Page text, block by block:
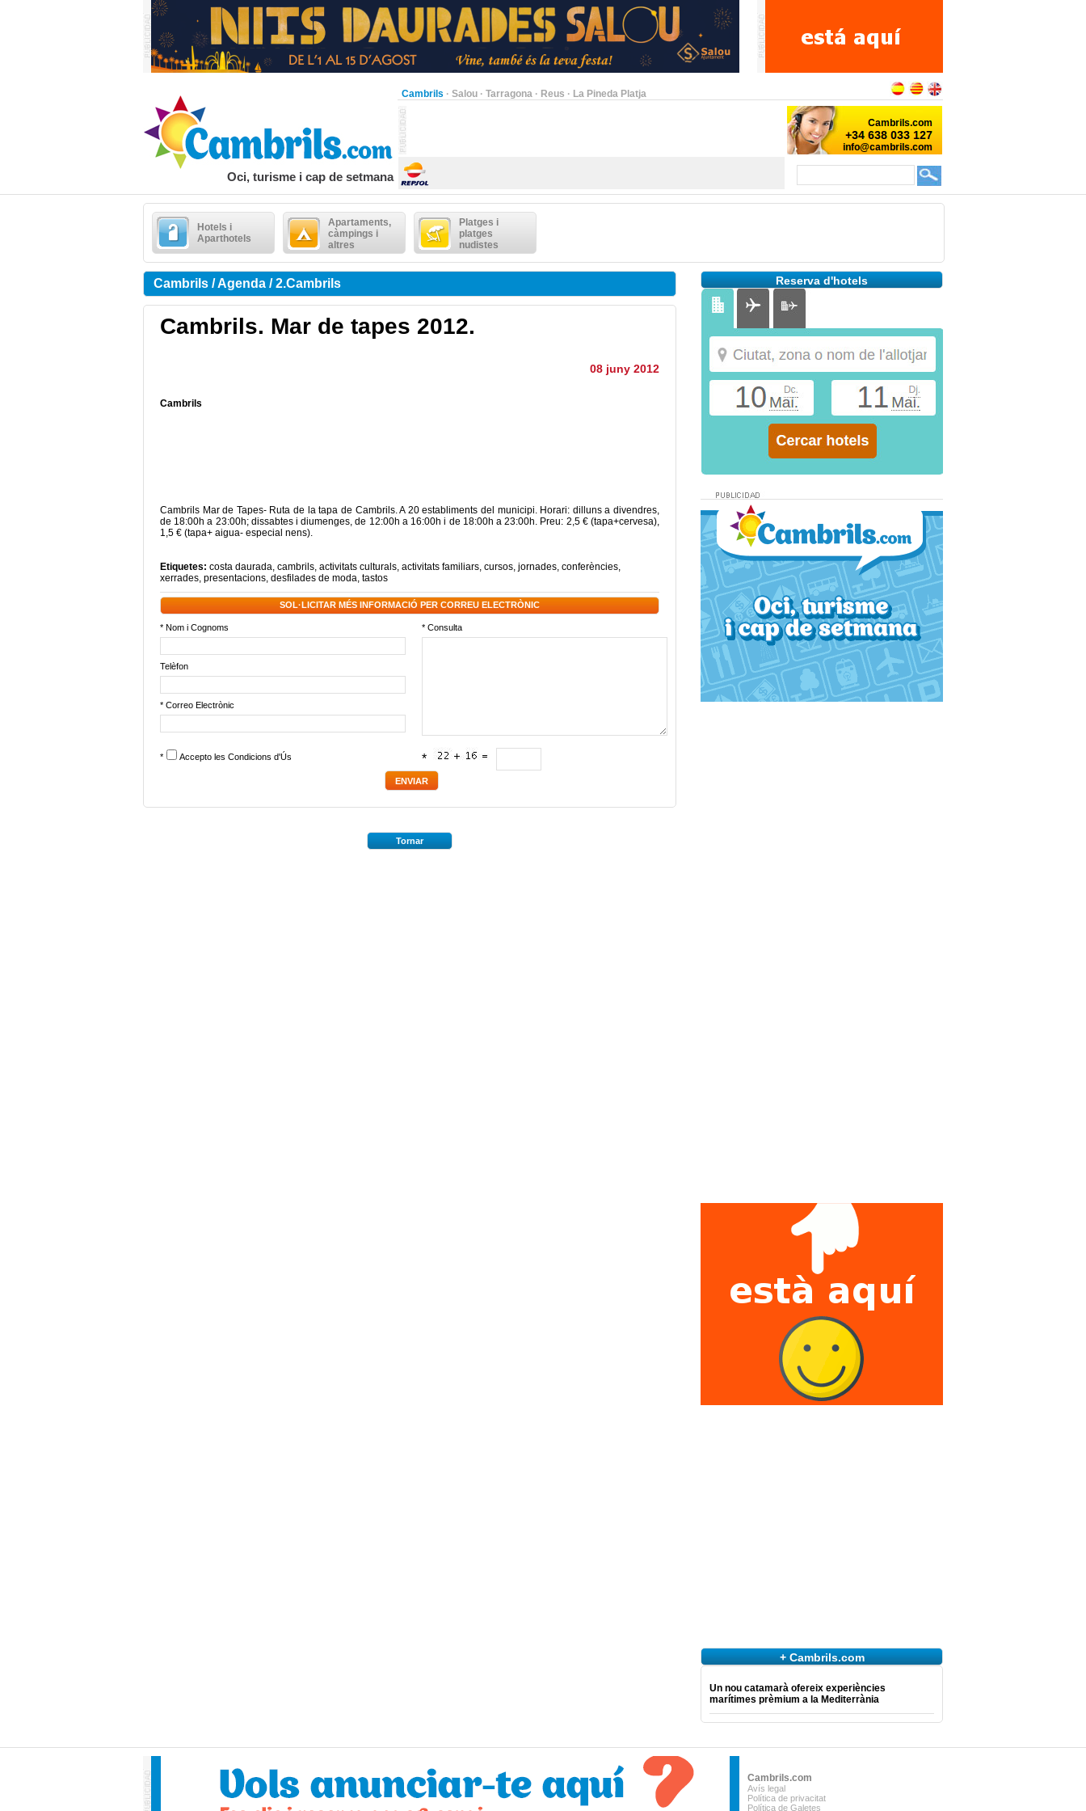
Cambrils · Salou · Tarragona · Reus · La Pineda Platja
Oci, turisme i cap de setmana
Hotels i
Aparthotels
Apartaments,
càmpings i
altres
Platges i
platges
nudistes
Cambrils / Agenda / 2.Cambrils
Cambrils. Mar de tapes 2012.
08 juny 2012
Cambrils
Cambrils Mar de Tapes- Ruta de la tapa de Cambrils. A 20 establiments del municipi. Horari: dilluns a divendres,
de 18:00h a 23:00h; dissabtes i diumenges, de 12:00h a 16:00h i de 18:00h a 23:00h. Preu: 2,5 € (tapa+cervesa),
1,5 € (tapa+ aigua- especial nens).
Etiquetes: costa daurada, cambrils, activitats culturals, activitats familiars, cursos, jornades, conferències,
xerrades, presentacions, desfilades de moda, tastos
SOL·LICITAR MÉS INFORMACIÓ PER CORREU ELECTRÒNIC
* Nom i Cognoms * Consulta
Telèfon
* Correo Electrònic
* Accepto les Condicions d'Ús *
Tornar
Reserva d'hotels
+ Cambrils.com
Un nou catamarà ofereix experiències
marítimes prèmium a la Mediterrània
Cambrils.com
Avís legal
Política de privacitat
Política de Galetes